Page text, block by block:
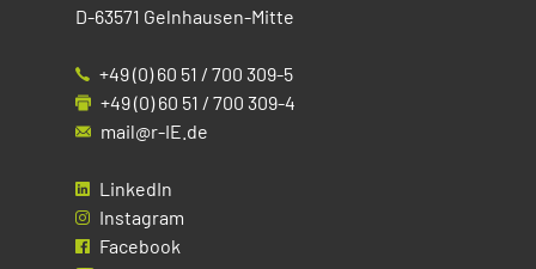
D-63571 Gelnhausen-Mitte
+49 (0) 60 51 / 700 309-5
+49 (0) 60 51 / 700 309-4
mail@r-IE.de
LinkedIn
Instagram
Facebook